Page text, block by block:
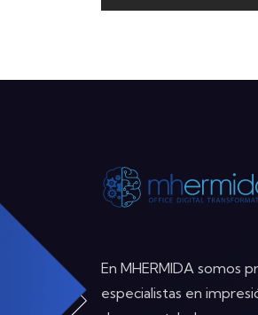
En MHERMIDA somos
especialistas en